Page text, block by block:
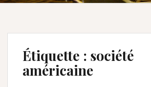
Étiquette : société
américaine